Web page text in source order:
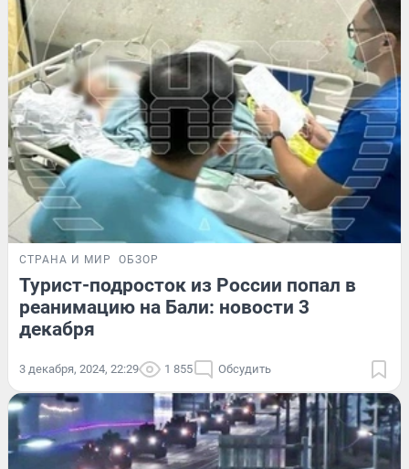
СТРАНА И МИР ОБЗОР
Турист-подросток из России попал в
реанимацию на Бали: новости 3
декабря
3 декабря, 2024, 22:29 1 855 Обсудить